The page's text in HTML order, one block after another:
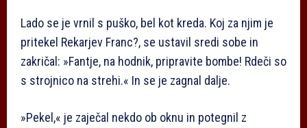
Lado se je vrnil s puško, bel kot kreda. Koj za njim je
pritekel Rekarjev Franc?, se ustavil sredi sobe in
zakričal: »Fantje, na hodnik, pripravite bombe! Rdeči so
s strojnico na strehi.« In se je zagnal dalje.
»Pekel,« je zaječal nekdo ob oknu in potegnil z